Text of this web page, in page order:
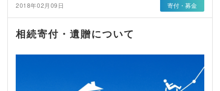
2018年02月09日 寄付・募金
相続寄付・遺贈について